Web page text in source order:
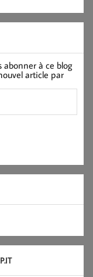
abonner à ce blog
article par